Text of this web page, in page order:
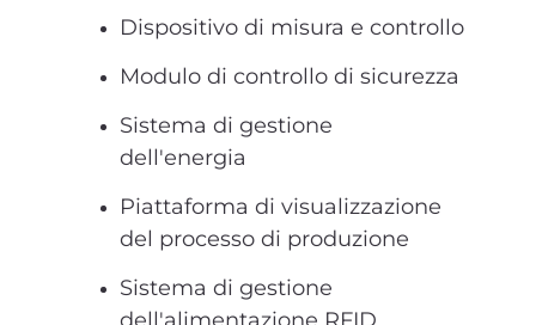
Dispositivo di misura e controllo
Modulo di controllo di sicurezza
Sistema di gestione
dell'energia
Piattaforma di visualizzazione
del processo di produzione
Sistema di gestione